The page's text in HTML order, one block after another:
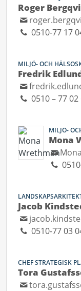
Roger
0510-77 17
MILJÖ- OCH
Fredrik
0510 – 77 02
MILJÖ-
Mona
Jacob
0510-77 03
CHEF STRATEGISK
Tora